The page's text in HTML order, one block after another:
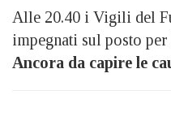
Alle 20.40 i Vigili del
impegnati sul posto
Ancora da capire le